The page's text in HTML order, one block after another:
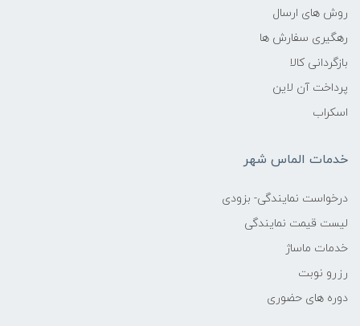
روش های ارسال
رهگیری سفارش ها
بازگردانی کالا
پرداخت آن لاین
اسکراب
خدمات الماس شهر
درخواست نمایندگی- بزودی
لیست قیمت نمایندگی
خدمات ماساژ
رزرو نوبت
دوره های حضوری